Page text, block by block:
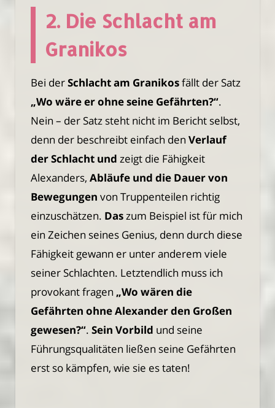
2. Die Schlacht am
Granikos
Bei derSchlacht am Granikosfällt der Satz
„Wo wäre er ohne seine Gefährten?“.
Nein – der Satz steht nicht im Bericht selbst,
denn der beschreibt einfach den Verlauf
der Schlacht und zeigt die Fähigkeit
Alexanders, Abläufe und die Dauer von
Bewegungen von Truppenteilen richtig
einzuschätzen. Daszum Beispiel ist für mich
ein Zeichen seines Genius, denn durch diese
Fähigkeit gewann er unter anderem viele
seiner Schlachten. Letztendlich muss ich
provokant fragen „Wo wären die
Gefährten ohne Alexander den Großen
gewesen?“. Sein Vorbild und seine
Führungsqualitäten ließen seine Gefährten
erst so kämpfen, wie sie es taten!